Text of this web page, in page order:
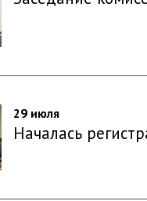
29 июля
Началась